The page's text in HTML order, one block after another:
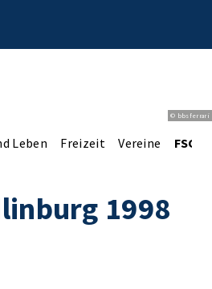
© bbsferrari
Leben Freizeit Vereine FSG
1998